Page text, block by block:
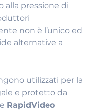
alla pressione di
non è l’unico ed
alternative a
utilizzati per la
e protetto da
RapidVideo